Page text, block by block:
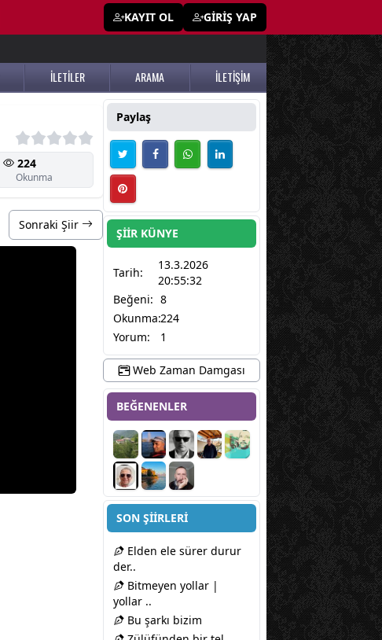
KAYIT OL GİRİŞ YAP
İLETİLER ARAMA İLETİŞİM
224
Okunma
Sonraki Şiir
Paylaş
ŞİİR KÜNYE
Tarih:
13.3.2026
20:55:32
Beğeni: 8
Okunma:224
Yorum:
1
Web Zaman Damgası
BEĞENENLER
SON ŞİİRLERİ
Elden ele sürer durur
der..
Bitmeyen yollar |
yollar ..
Bu şarkı bizim